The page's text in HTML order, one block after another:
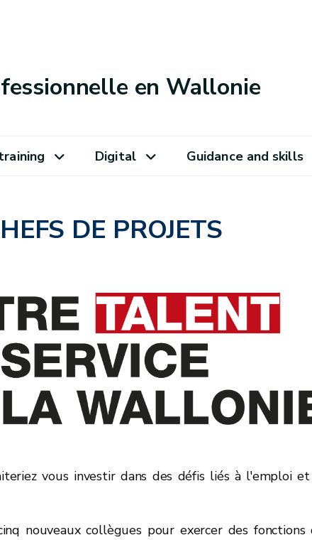
en Wallonie
Digital Guidance and skills
DE PROJETS
vous investir dans des défis liés à l'emploi
nouveaux collègues pour exercer des fonctions